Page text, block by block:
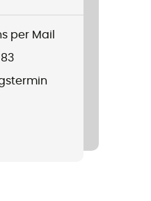
per Mail